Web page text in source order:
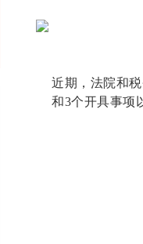
近期，法院和
和3个开具事项